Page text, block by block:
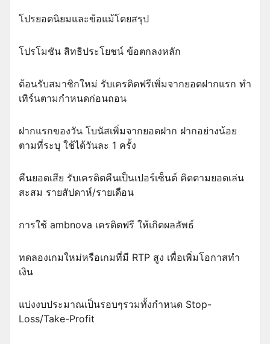
โปรยอดนิยมและข้อแม้โดยสรุป
โปรโมชัน สิทธิประโยชน์ ข้อตกลงหลัก
ต้อนรับสมาชิกใหม่ รับเครดิตฟรีเพิ่มจากยอดฝากแรก ทำ
เทิร์นตามกำหนดก่อนถอน
ฝากแรกของวัน โบนัสเพิ่มจากยอดฝาก ฝากอย่างน้อย
ตามที่ระบุ ใช้ได้วันละ 1 ครั้ง
คืนยอดเสีย รับเครดิตคืนเป็นเปอร์เซ็นต์ คิดตามยอดเล่น
สะสม รายสัปดาห์/รายเดือน
การใช้ ambnova เครดิตฟรี ให้เกิดผลลัพธ์
ทดลองเกมใหม่หรือเกมที่มี RTP สูง เพื่อเพิ่มโอกาสทำ
เงิน
แบ่งงบประมาณเป็นรอบๆรวมทั้งกำหนด Stop-
Loss/Take-Profit